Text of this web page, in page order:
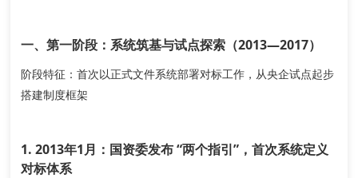
一、第一阶段：系统筑基与试点探索（2013—2017）
阶段特征：首次以正式文件系统部署对标工作，从央企试点起步
搭建制度框架
1. 2013年1月：国资委发布 “两个指引”，首次系统定义
对标体系